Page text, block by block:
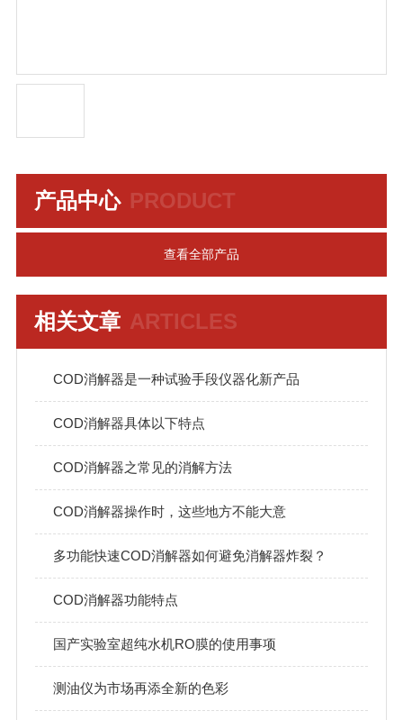
PRODUCT
产品中心
查看全部产品
ARTICLES
相关文章
COD消解器是一种试验手段仪器化新产品
COD消解器具体以下特点
COD消解器之常见的消解方法
COD消解器操作时，这些地方不能大意
多功能快速COD消解器如何避免消解器炸裂？
COD消解器功能特点
国产实验室超纯水机RO膜的使用事项
测油仪为市场再添全新的色彩